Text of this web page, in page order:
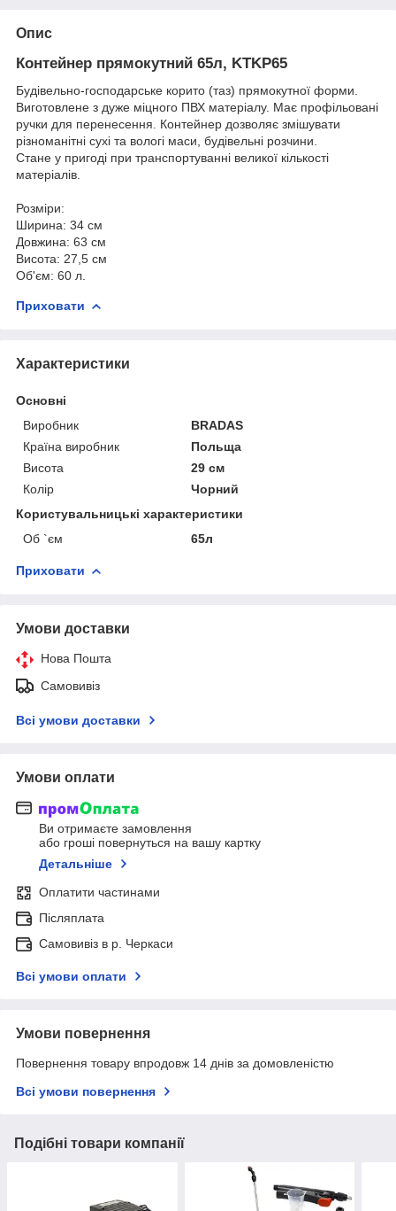
Опис
Контейнер прямокутний 65л, KTKP65
Будівельно-господарське корито (таз) прямокутної форми.
Виготовлене з дуже міцного ПВХ матеріалу. Має профільовані
ручки для перенесення. Контейнер дозволяє змішувати
різноманітні сухі та вологі маси, будівельні розчини.
Стане у пригоді при транспортуванні великої кількості
матеріалів.
Розміри:
Ширина: 34 см
Довжина: 63 см
Висота: 27,5 см
Об'єм: 60 л.
Приховати
Характеристики
Основні
Виробник
BRADAS
Країна виробник
Польща
Висота
29 см
Колір
Чорний
Користувальницькі характеристики
Об `єм
65л
Приховати
Умови доставки
Нова Пошта
Самовивіз
Всі умови доставки
Умови оплати
Ви отримаєте замовлення
або гроші повернуться на вашу картку
Детальніше
Оплатити частинами
Післяплата
Самовивіз в р. Черкаси
Всі умови оплати
Умови повернення
Повернення товару впродовж 14 днів за домовленістю
Всі умови повернення
Подібні товари компанії